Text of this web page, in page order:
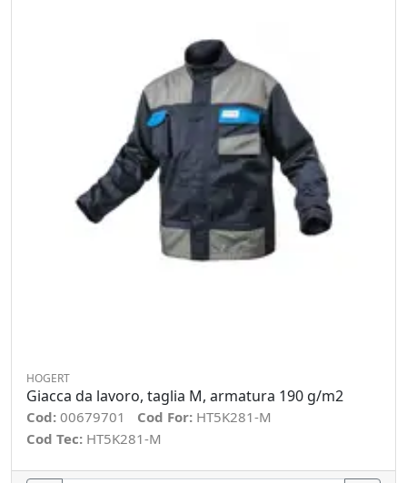
HOGERT
Giacca da lavoro, taglia M, armatura 190 g/m2
Cod: 00679701 Cod For: HT5K281-M
Cod Tec: HT5K281-M